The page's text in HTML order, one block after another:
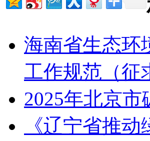
海南省生态环
工作规范（征
2025年北京
《辽宁省推